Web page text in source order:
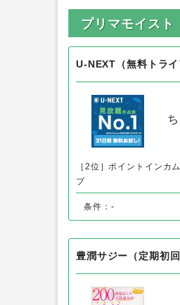
プリマモイス
U-NEXT（無料トライ
［2位］ポイントインカ
ブ
条件：-